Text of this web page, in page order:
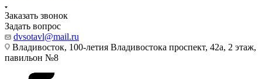
Заказать звонок
Задать вопрос
dvsotavl@mail.ru
Владивосток, 100-летия Владивостока проспект, 42а, 2 этаж,
павильон №8